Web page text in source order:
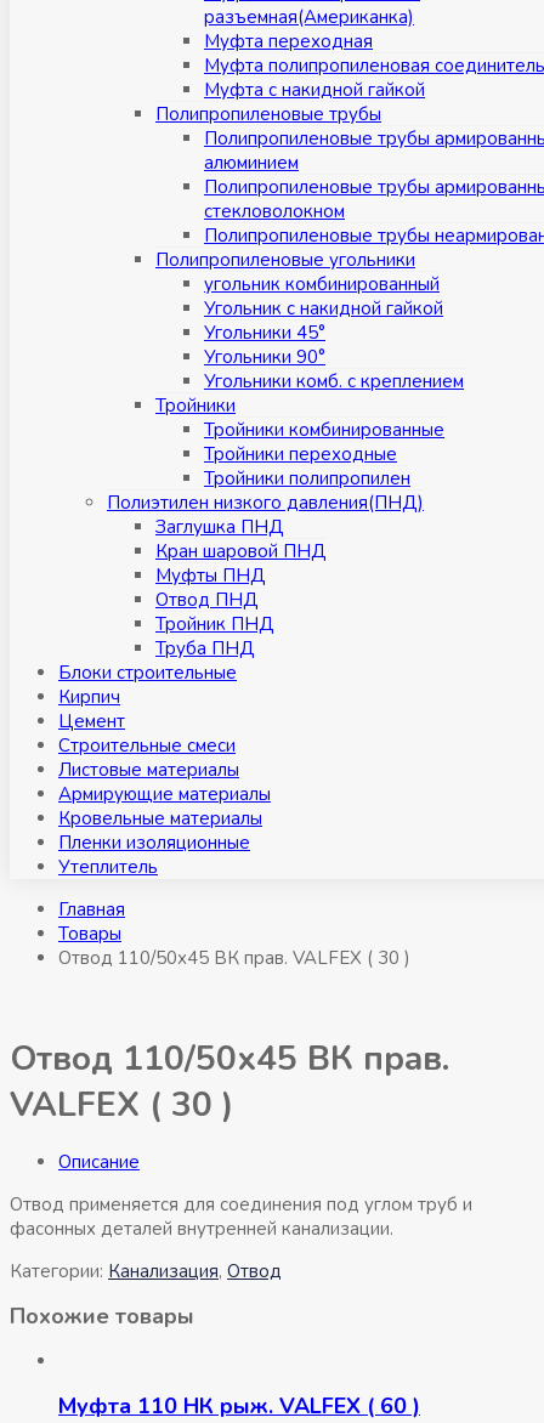
разъемная(Американка)
Муфта переходная
Муфта полипропиленовая
Муфта с накидной гайкой
Полипропиленовые трубы
Полипропиленовые трубы
алюминием
Полипропиленовые трубы
стекловолокном
Полипропиленовые трубы
Полипропиленовые угольники
угольник комбинированный
Угольник с накидной гайкой
Угольники 45°
Угольники 90°
Угольники комб. с креплением
Тройники
Тройники комбинированные
Тройники переходные
Тройники полипропилен
Полиэтилен низкого давления(ПНД)
Заглушка ПНД
Кран шаровой ПНД
Муфты ПНД
Отвод ПНД
Тройник ПНД
Труба ПНД
Блоки строительные
Кирпич
Цемент
Строительные смеси
Листовые материалы
Армирующие материалы
Кровельные материалы
Пленки изоляционные
Утеплитель
Главная
Товары
Отвод 110/50х45 ВК прав. VALFEX ( 30 )
Отвод 110/50х45 ВК прав.
VALFEX ( 30 )
Описание
Отвод применяется для соединения под углом труб и
фасонных деталей внутренней канализации.
Категории: Канализация, Отвод
Похожие товары
Муфта 110 НК рыж. VALFEX ( 60 )